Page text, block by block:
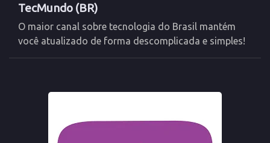
TecMundo (BR)
O maior canal sobre tecnologia do Brasil mantém
você atualizado de forma descomplicada e simples!